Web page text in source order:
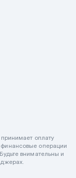
оплату
операции
внимательны и